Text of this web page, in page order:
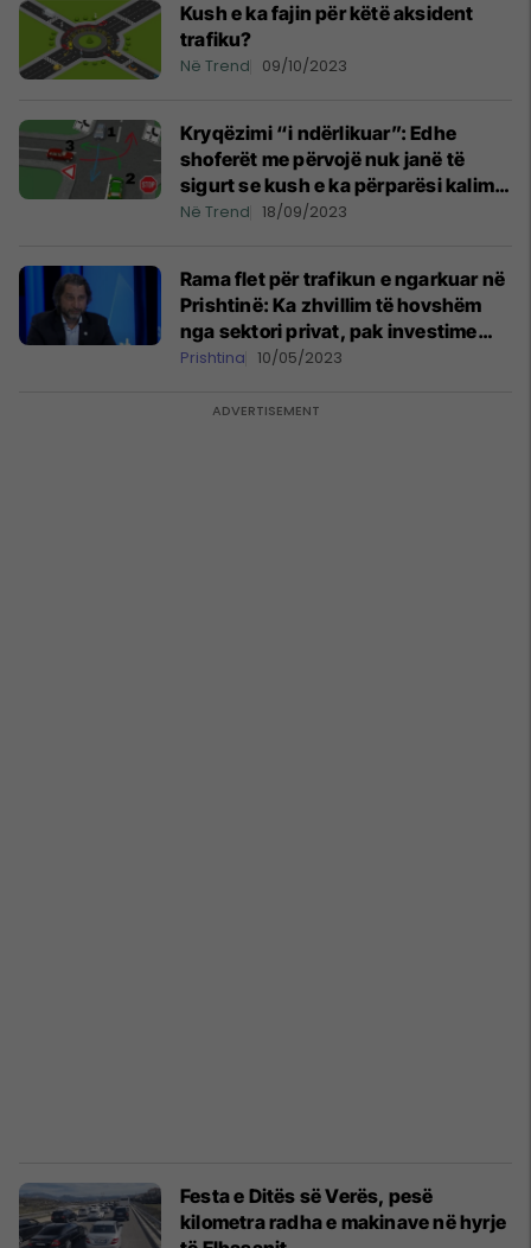
Kush e ka fajin për këtë aksident
trafiku?
Në Trend 09/10/2023
Kryqëzimi “i ndërlikuar”: Edhe
shoferët me përvojë nuk janë të
sigurt se kush e ka përparësi kalimi
këtu, zgjidheni ju
Në Trend 18/09/2023
Rama flet për trafikun e ngarkuar në
Prishtinë: Ka zhvillim të hovshëm
nga sektori privat, pak investime
kapitale në sektorin publik
Prishtina 10/05/2023
Festa e Ditës së Verës, pesë
kilometra radha e makinave në hyrje